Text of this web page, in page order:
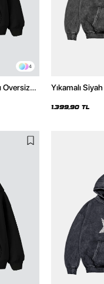
4
Oversize
Yıkamalı
1.399,90 TL